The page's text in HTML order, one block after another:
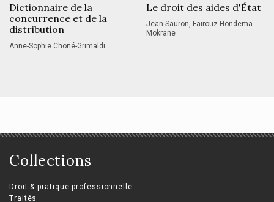
Dictionnaire de la
concurrence et de la
distribution
Anne-Sophie Choné-Grimaldi
Le droit des aides d'État
Jean Sauron, Fairouz Hondema-
Mokrane
Collections
Droit & pratique professionnelle
Traités